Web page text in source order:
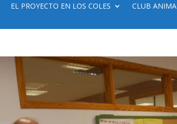
EL PROYECTO EN LOS COLES CLUB